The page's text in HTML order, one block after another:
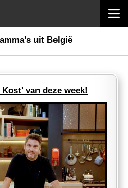
uit België
van deze week!